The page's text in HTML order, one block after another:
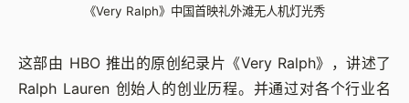
《Very Ralph》中国首映礼外滩无人机灯光秀
这部由 HBO 推出的原创纪录片《Very Ralph》，讲述了
Ralph Lauren 创始人的创业历程。并通过对各个行业名